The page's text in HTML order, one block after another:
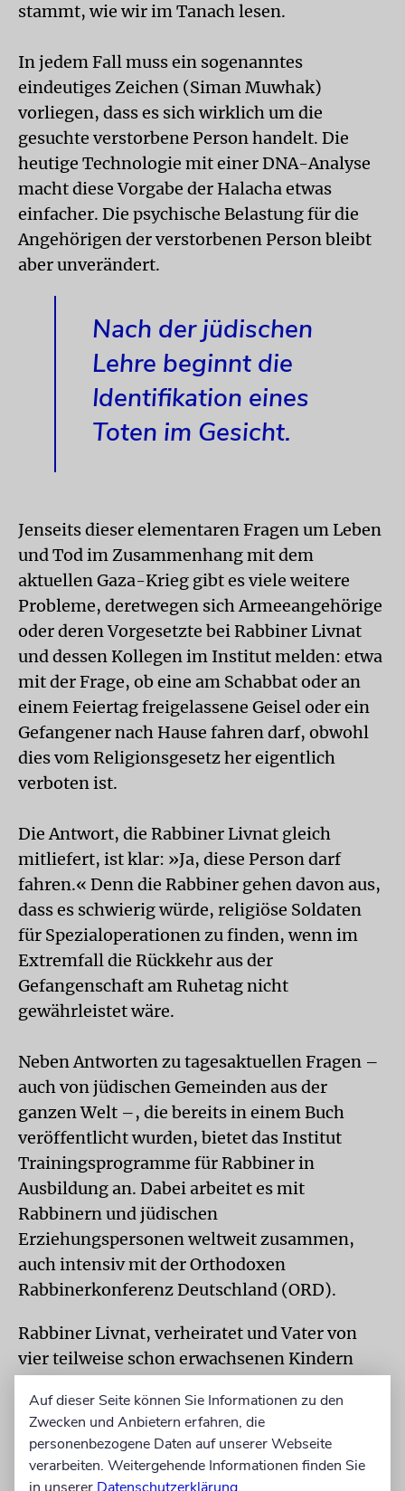
stammt, wie wir im Tanach lesen.
In jedem Fall muss ein sogenanntes
eindeutiges Zeichen (Siman Muwhak)
vorliegen, dass es sich wirklich um die
gesuchte verstorbene Person handelt. Die
heutige Technologie mit einer DNA-Analyse
macht diese Vorgabe der Halacha etwas
einfacher. Die psychische Belastung für die
Angehörigen der verstorbenen Person bleibt
aber unverändert.
Nach der jüdischen
Lehre beginnt die
Identifikation eines
Toten im Gesicht.
Jenseits dieser elementaren Fragen um Leben
und Tod im Zusammenhang mit dem
aktuellen Gaza-Krieg gibt es viele weitere
Probleme, deretwegen sich Armeeangehörige
oder deren Vorgesetzte bei Rabbiner Livnat
und dessen Kollegen im Institut melden: etwa
mit der Frage, ob eine am Schabbat oder an
einem Feiertag freigelassene Geisel oder ein
Gefangener nach Hause fahren darf, obwohl
dies vom Religionsgesetz her eigentlich
verboten ist.
Die Antwort, die Rabbiner Livnat gleich
mitliefert, ist klar: »Ja, diese Person darf
fahren.« Denn die Rabbiner gehen davon aus,
dass es schwierig würde, religiöse Soldaten
für Spezialoperationen zu finden, wenn im
Extremfall die Rückkehr aus der
Gefangenschaft am Ruhetag nicht
gewährleistet wäre.
Neben Antworten zu tagesaktuellen Fragen –
auch von jüdischen Gemeinden aus der
ganzen Welt –, die bereits in einem Buch
veröffentlicht wurden, bietet das Ins­titut
Trainingsprogramme für Rabbiner in
Ausbildung an. Dabei arbeitet es mit
Rabbinern und jüdischen
Erziehungspersonen weltweit zusammen,
auch intensiv mit der Orthodoxen
Rabbinerkonferenz Deutschland (ORD).
Rabbiner Livnat, verheiratet und Vater von
vier teilweise schon erwachsenen Kindern
hat noch weitere Standbeine: So amtiert er,
selbst Aschkenasi, am sefardischen
Rabbinatsgericht, dem Beit Din, in London,
wohin er auch regelmäßig reist. London ist für
Auf dieser Seite können Sie Informationen zu den
Zwecken und Anbietern erfahren, die
personenbezogene Daten auf unserer Webseite
verarbeiten. Weitergehende Informationen finden Sie